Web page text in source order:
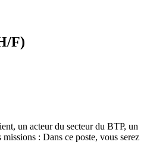
F)
un acteur du secteur du BTP, un
: Dans ce poste, vous serez